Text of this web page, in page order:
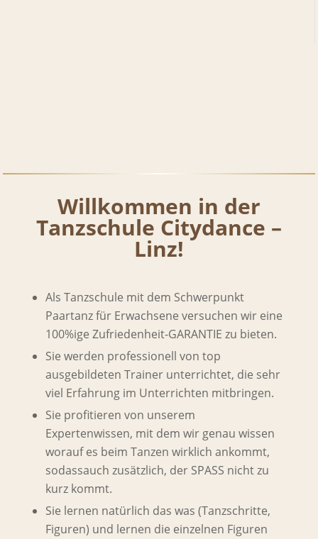
Willkommen in der
Tanzschule Citydance –
Linz!
Als Tanzschule mit dem Schwerpunkt
Paartanz für Erwachsene versuchen wir eine
100%ige Zufriedenheit-GARANTIE zu bieten.
Sie werden professionell von top
ausgebildeten Trainer unterrichtet, die sehr
viel Erfahrung im Unterrichten mitbringen.
Sie profitieren von unserem
Expertenwissen, mit dem wir genau wissen
worauf es beim Tanzen wirklich ankommt,
sodassauch zusätzlich, der SPASS nicht zu
kurz kommt.
Sie lernen natürlich das was (Tanzschritte,
Figuren) und lernen die einzelnen Figuren